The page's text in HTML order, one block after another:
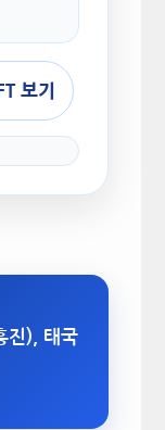
보기
진), 태국